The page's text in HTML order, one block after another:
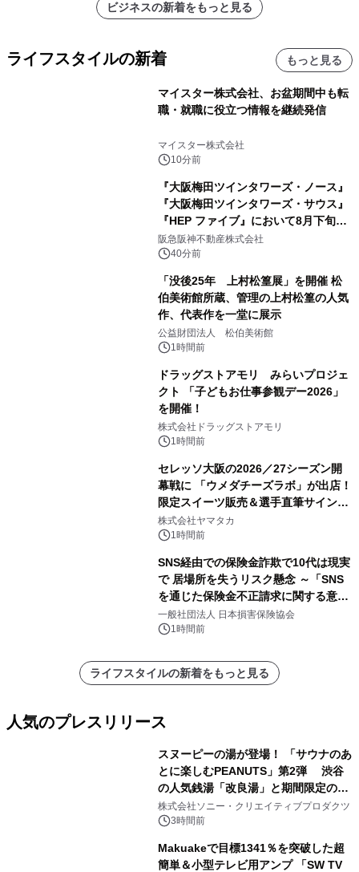
ビジネスの新着をもっと見る
ライフスタイルの新着 もっと見る
マイスター株式会社、お盆期間中も転
職・就職に役立つ情報を継続発信
マイスター株式会社
10分前
『大阪梅田ツインタワーズ・ノース』
『大阪梅田ツインタワーズ・サウス』
『HEP ファイブ』において8月下旬か
ら 「オフサイト型コーポレートPPA」
による 再生可能エネルギー電力の使用
阪急阪神不動産株式会社
40分前
「没後25年 上村松篁展」を開催 松
伯美術館所蔵、管理の上村松篁の人気
作、代表作を一堂に展示
公益財団法人 松伯美術館
1時間前
ドラッグストアモリ みらいプロジェ
クト 「子どもお仕事参観デー2026」
を開催！
株式会社ドラッグストアモリ
1時間前
セレッソ大阪の2026／27シーズン開
幕戦に 「ウメダチーズラボ」が出店！
限定スイーツ販売＆選手直筆サイング
ッズが当たる抽選会を 8月8日に開催
株式会社ヤマタカ
1時間前
SNS経由での保険金詐欺で10代は現実
で 居場所を失うリスク懸念 ～「SNS
を通じた保険金不正請求に関する意識
調査」を実施、 認知度の低さも浮き彫
りに～
一般社団法人 日本損害保険協会
1時間前
ライフスタイルの新着をもっと見る
人気のプレスリリース
スヌーピーの湯が登場！ 「サウナのあ
とに楽しむPEANUTS」第2弾 渋谷
の人気銭湯「改良湯」と期間限定のコ
ラボレーション サウナイキタイコラ
ボグッズも発売決定！
株式会社ソニー・クリエイティブプロダクツ
3時間前
Makuakeで目標1341％を突破した超
簡単＆小型テレビ用アンプ 「SW TV